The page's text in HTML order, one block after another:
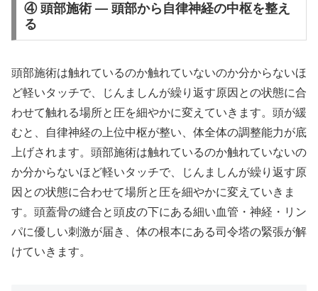
④ 頭部施術 — 頭部から自律神経の中枢を整え
る
頭部施術は触れているのか触れていないのか分からないほ
ど軽いタッチで、じんましんが繰り返す原因との状態に合
わせて触れる場所と圧を細やかに変えていきます。頭が緩
むと、自律神経の上位中枢が整い、体全体の調整能力が底
上げされます。頭部施術は触れているのか触れていないの
か分からないほど軽いタッチで、じんましんが繰り返す原
因との状態に合わせて場所と圧を細やかに変えていきま
す。頭蓋骨の縫合と頭皮の下にある細い血管・神経・リン
パに優しい刺激が届き、体の根本にある司令塔の緊張が解
けていきます。